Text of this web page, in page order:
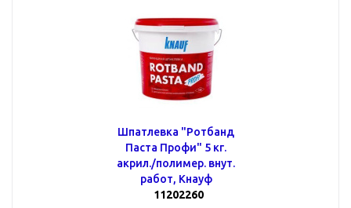
Шпатлевка "Ротбанд
Паста Профи" 5 кг.
акрил./полимер. внут.
работ, Кнауф
11202260